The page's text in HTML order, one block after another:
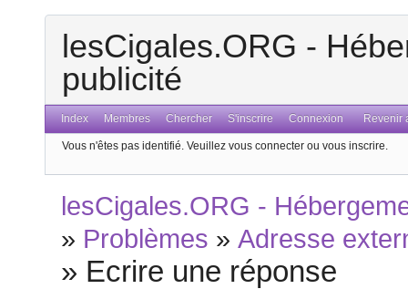
lesCigales.ORG -
publicité
Index Membres Chercher S'inscrire Connexion Revenir
Vous n'êtes pas identifié. Veuillez vous connecter ou vous inscrire.
lesCigales.ORG -
» Problèmes »Adresse
» Ecrire une réponse